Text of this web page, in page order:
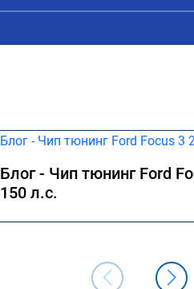
Блог - Чип тюнинг Ford
150 л.с.